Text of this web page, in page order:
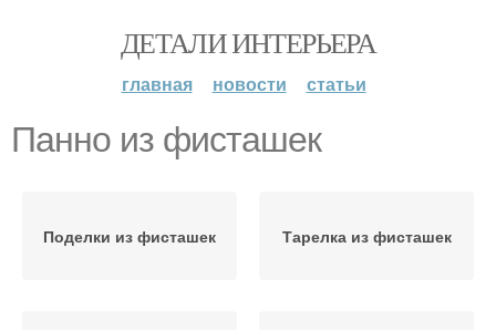
ДЕТАЛИ ИНТЕРЬЕРА
главная новости статьи
Панно из фисташек
Поделки из фисташек Тарелка из фисташек